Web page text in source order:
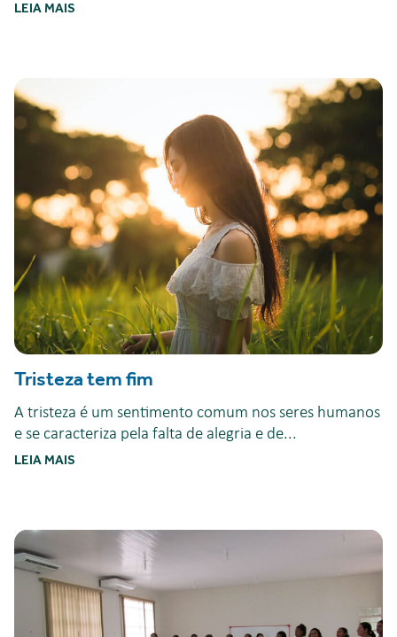
LEIA MAIS
Tristeza tem fim
A tristeza é um sentimento comum nos seres humanos
e se caracteriza pela falta de alegria e de...
LEIA MAIS